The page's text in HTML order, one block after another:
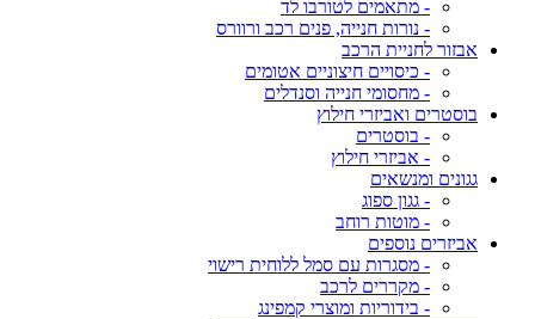
- מתאמים לטורבו לד
- נורות חנייה, פנים רכב ורוורס
אבזור לחניית הרכב
- כיסויים חיצוניים אטומים
- מחסומי חנייה וסנדלים
בוסטרים ואביזרי חילוץ
- בוסטרים
- אביזרי חילוץ
גגונים ומנשאים
- גגון ספוג
- מוטות רוחב
אביזרים נוספים
- מסגרות עם סמל ללוחית רישוי
- מקררים לרכב
- בידוריות ומוצרי קמפינג